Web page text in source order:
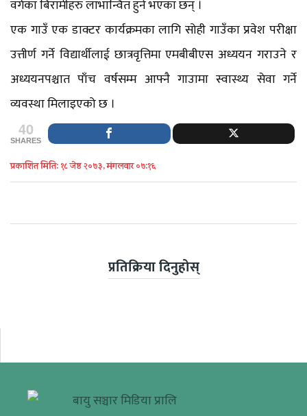
वर्गका बिरामीहरु लाभान्वित हुने भएका छन् ।
एक गाउँ एक डाक्टर कार्यक्रमका लागि सोही गाउँका प्रवेश परीक्षा
उत्तीर्ण गर्ने विद्यार्थीलाई छात्रवृत्तिमा एमबीबीएस अध्ययन गराउने र
अध्ययनपश्चात पाँच वर्षसम्म आफ्नै गाउामा स्वास्थ्य सेवा गर्ने
व्यवस्था मिलाइएको छ ।
40
SHARES
प्रकाशित मिति: १८ जेष्ठ २०७३, मंगलवार ०७:१६
प्रतिक्रिया दिनुहोस्
बायु सञ्चार मिडिया प्रालि